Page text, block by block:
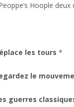
Hoople deux
les tours *
le
guerres